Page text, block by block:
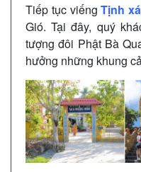
Tiếp tục viếngTịnh
Gió. Tại đây, quý
tượng đôi Phật Bà
hưởng những khung